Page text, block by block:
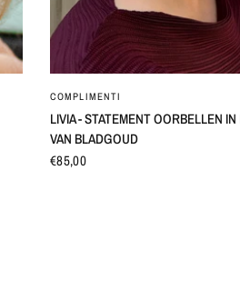
COMPLIMENTI
LIVIA - STATEMENT OORBELLEN
VAN BLADGOUD
€85,00